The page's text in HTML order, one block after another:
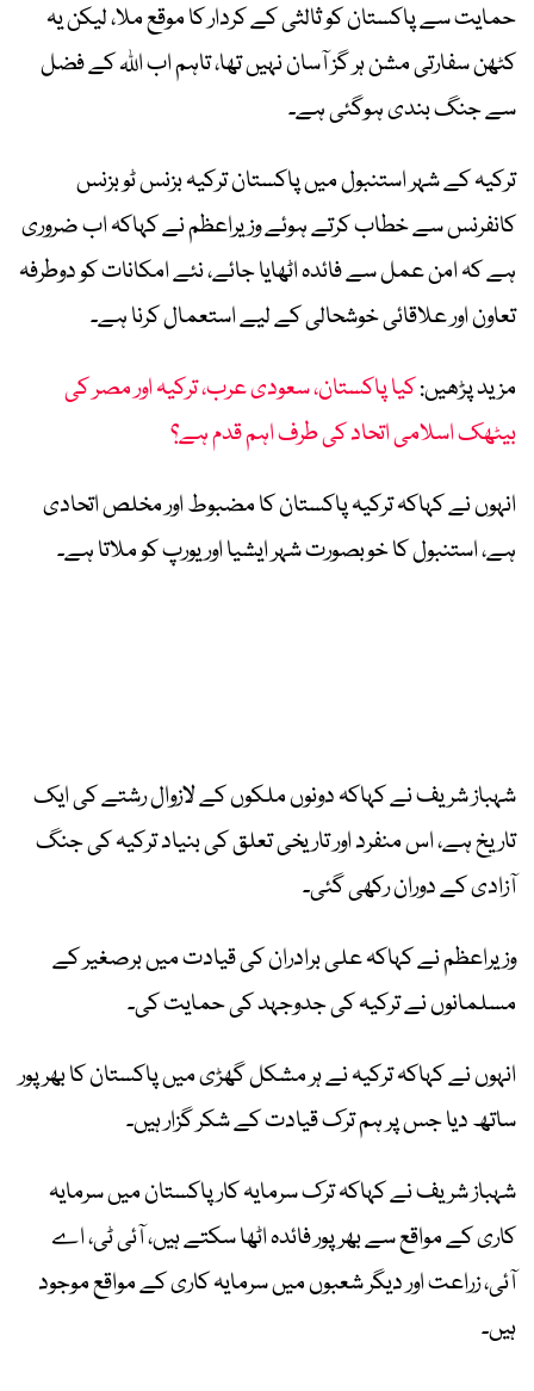
حمایت سے پاکستان کو ثالثی کے کردار کا موقع ملا، لیکن یہ
کٹھن سفارتی مشن ہر گز آسان نہیں تھا، تاہم اب اللہ کے فضل
سے جنگ بندی ہوگئی ہے۔
ترکیہ کے شہر استنبول میں پاکستان ترکیہ بزنس ٹو بزنس
کانفرنس سے خطاب کرتے ہوئے وزیراعظم نے کہاکہ اب ضروری
ہے کہ امن عمل سے فائدہ اٹھایا جائے، نئے امکانات کو دوطرفہ
تعاون اور علاقائی خوشحالی کے لیے استعمال کرنا ہے۔
مزید پڑھیں:کیا پاکستان، سعودی عرب، ترکیہ اور مصر کی
بیٹھک اسلامی اتحاد کی طرف اہم قدم ہے؟
انہوں نے کہاکہ ترکیہ پاکستان کا مضبوط اور مخلص اتحادی
ہے، استنبول کا خوبصورت شہر ایشیا اور یورپ کو ملاتا ہے۔
شہباز شریف نے کہاکہ دونوں ملکوں کے لازوال رشتے کی ایک
تاریخ ہے، اس منفرد اور تاریخی تعلق کی بنیاد ترکیہ کی جنگ
آزادی کے دوران رکھی گئی۔
وزیراعظم نے کہاکہ علی برادران کی قیادت میں برصغیر کے
مسلمانوں نے ترکیہ کی جدوجہد کی حمایت کی۔
انہوں نے کہاکہ ترکیہ نے ہر مشکل گھڑی میں پاکستان کا بھرپور
ساتھ دیا جس پر ہم ترک قیادت کے شکر گزار ہیں۔
شہباز شریف نے کہاکہ ترک سرمایہ کار پاکستان میں سرمایہ
کاری کے مواقع سے بھرپور فائدہ اٹھا سکتے ہیں، آئی ٹی، اے
آئی، زراعت اور دیگر شعبوں میں سرمایہ کاری کے مواقع موجود
ہیں۔